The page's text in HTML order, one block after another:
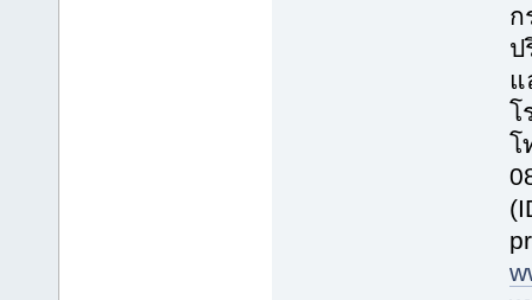
ก
ป
แ
โ
โ